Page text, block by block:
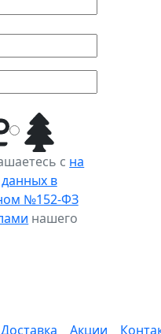
с на
в
№152-ФЗ
нашего
Доставка Акции